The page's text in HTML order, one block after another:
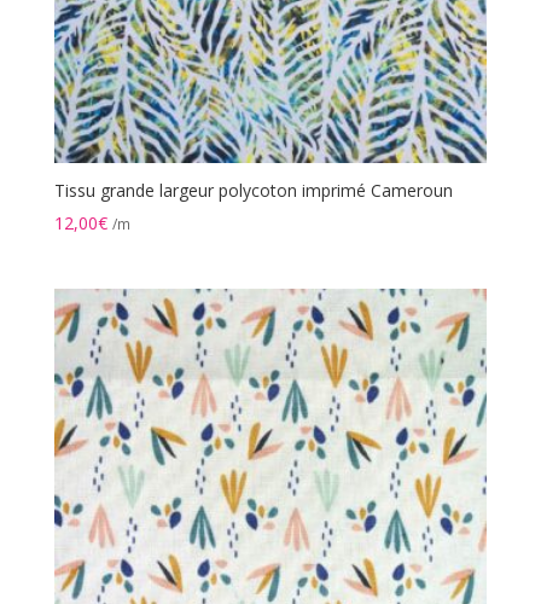
Tissu grande largeur polycoton imprimé Cameroun
12,00€ /m